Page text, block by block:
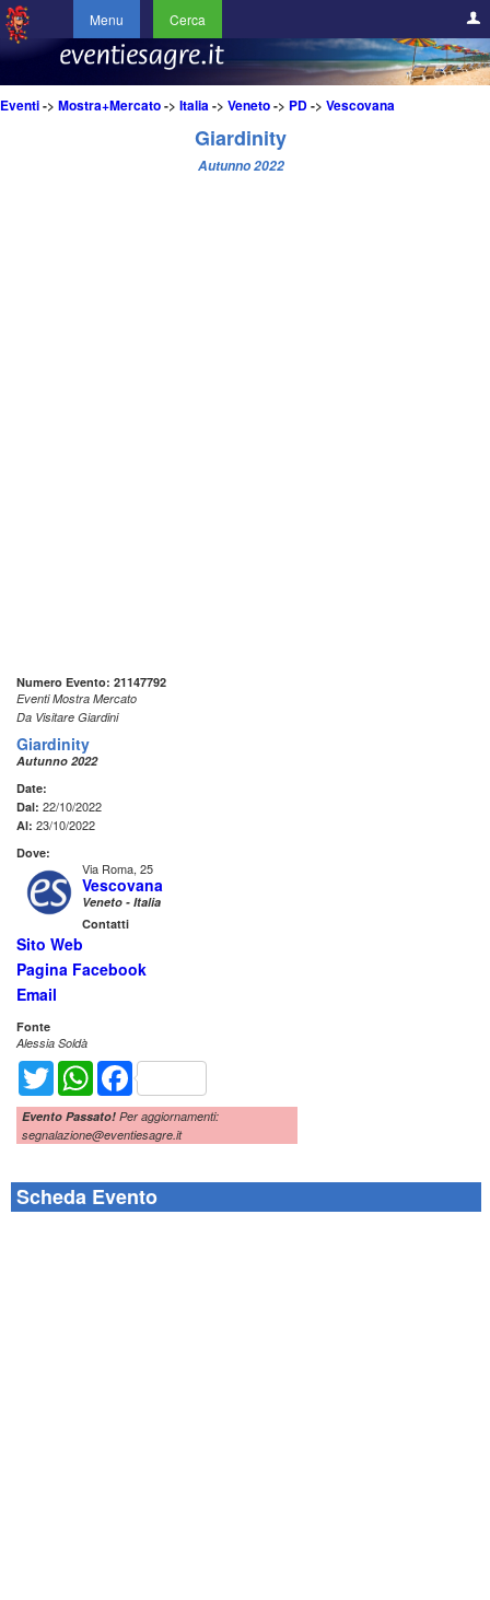
Menu Cerca
Eventi-> Mostra+Mercato-> Italia-> Veneto-> PD-> Vescovana
Giardinity
Autunno 2022
Numero Evento: 21147792
Eventi Mostra Mercato
Da Visitare Giardini
Giardinity
Autunno 2022
Date:
Dal: 22/10/2022
Al: 23/10/2022
Dove:
Via Roma, 25
Vescovana
Veneto - Italia
Contatti
Sito Web
Pagina Facebook
Email
Fonte
Alessia Soldà
Twitter WhatsAppFacebook
Evento Passato! Per aggiornamenti:
segnalazione@eventiesagre.it
Scheda Evento